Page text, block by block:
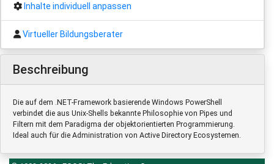
Inhalte individuell anpassen
Virtueller Bildungsberater
Beschreibung
Die auf dem .NET-Framework basierende Windows PowerShell
verbindet die aus Unix-Shells bekannte Philosophie von Pipes und
Filtern mit dem Paradigma der objektorientierten Programmierung.
Ideal auch für die Administration von Active Directory Ecosystemen.